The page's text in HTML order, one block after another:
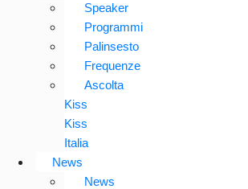
Speaker
Programmi
Palinsesto
Frequenze
Ascolta
Kiss
Kiss
Italia
News
News